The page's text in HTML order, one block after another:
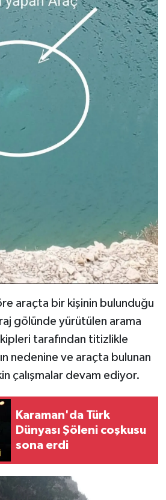
araçta bir kişinin bulunduğu
gölünde yürütülen arama
tarafından titizlikle
nedenine ve araçta bulunan
çalışmalar devam ediyor.
Karaman'da Türk
Dünyası Şöleni coşkusu
sona erdi